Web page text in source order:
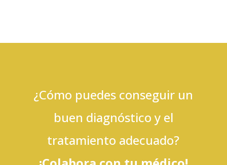
¿Cómo puedes conseguir un
buen diagnóstico y el
tratamiento adecuado?